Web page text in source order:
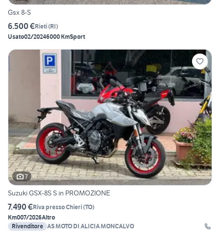
Gsx 8-S
6.500 €Rieti(RI)
Usato02/20246000 KmSport
7
Suzuki GSX-8S S in PROMOZIONE
7.490 €Riva presso Chieri(TO)
Km007/2026Altro
Rivenditore AS MOTO DI ALICIA MONCALVO